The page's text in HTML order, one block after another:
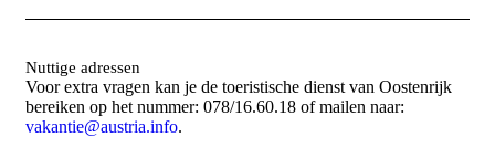
Nuttige adressen
Voor extra vragen kan je de toeristische dienst van Oostenrijk
bereiken op het nummer: 078/16.60.18 of mailen naar:
vakantie@austria.info.